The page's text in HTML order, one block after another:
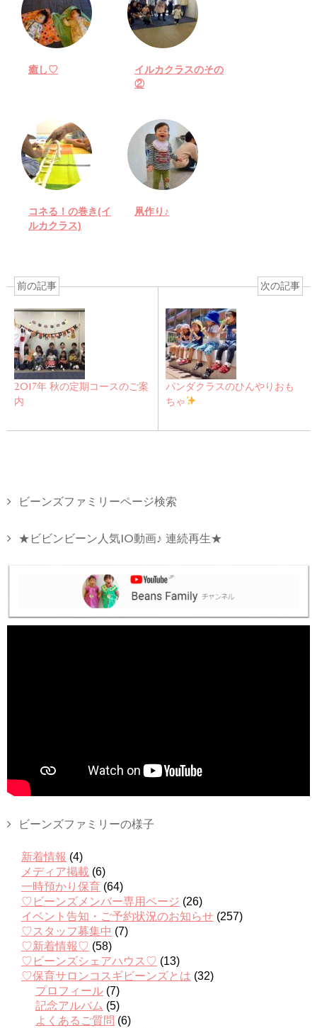
癒し♡
イルカクラスのその
②
コネる！の巻き(イ
ルカクラス)
凧作り♪
前の記事
2017年 秋の定期コースのご案
内
次の記事
パンダクラスのひんやりおも
ちゃ
ビーンズファミリーページ検索
★ビビンビーン人気10動画♪ 連続再生★
ビーンズファミリーの様子
新着情報 (4)
メディア掲載 (6)
一時預かり保育 (64)
♡ビーンズメンバー専用ページ (26)
イベント告知・ご予約状況のお知らせ (257)
♡スタッフ募集中 (7)
♡新着情報♡ (58)
♡ビーンズシェアハウス♡ (13)
♡保育サロンコスギビーンズとは (32)
プロフィール (7)
記念アルバム (5)
よくあるご質問 (6)